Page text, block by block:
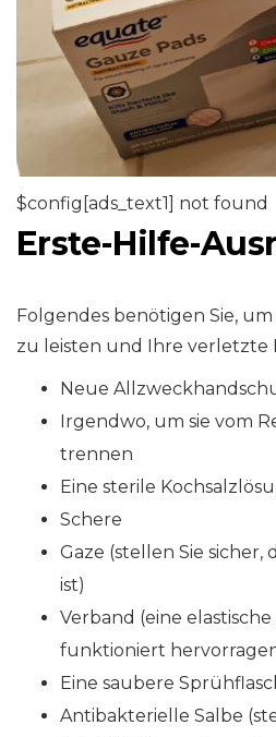
$config[ads_text1] not found
Erste-Hilfe-
Folgendes benötigen Sie,
zu leisten und Ihre verletzte
Neue
Irgendwo, um sie vom
trennen
Eine sterile
Schere
Gaze (stellen Sie sicher,
ist)
Verband (eine elastische
funktioniert
Eine saubere
Antibakterielle Salbe